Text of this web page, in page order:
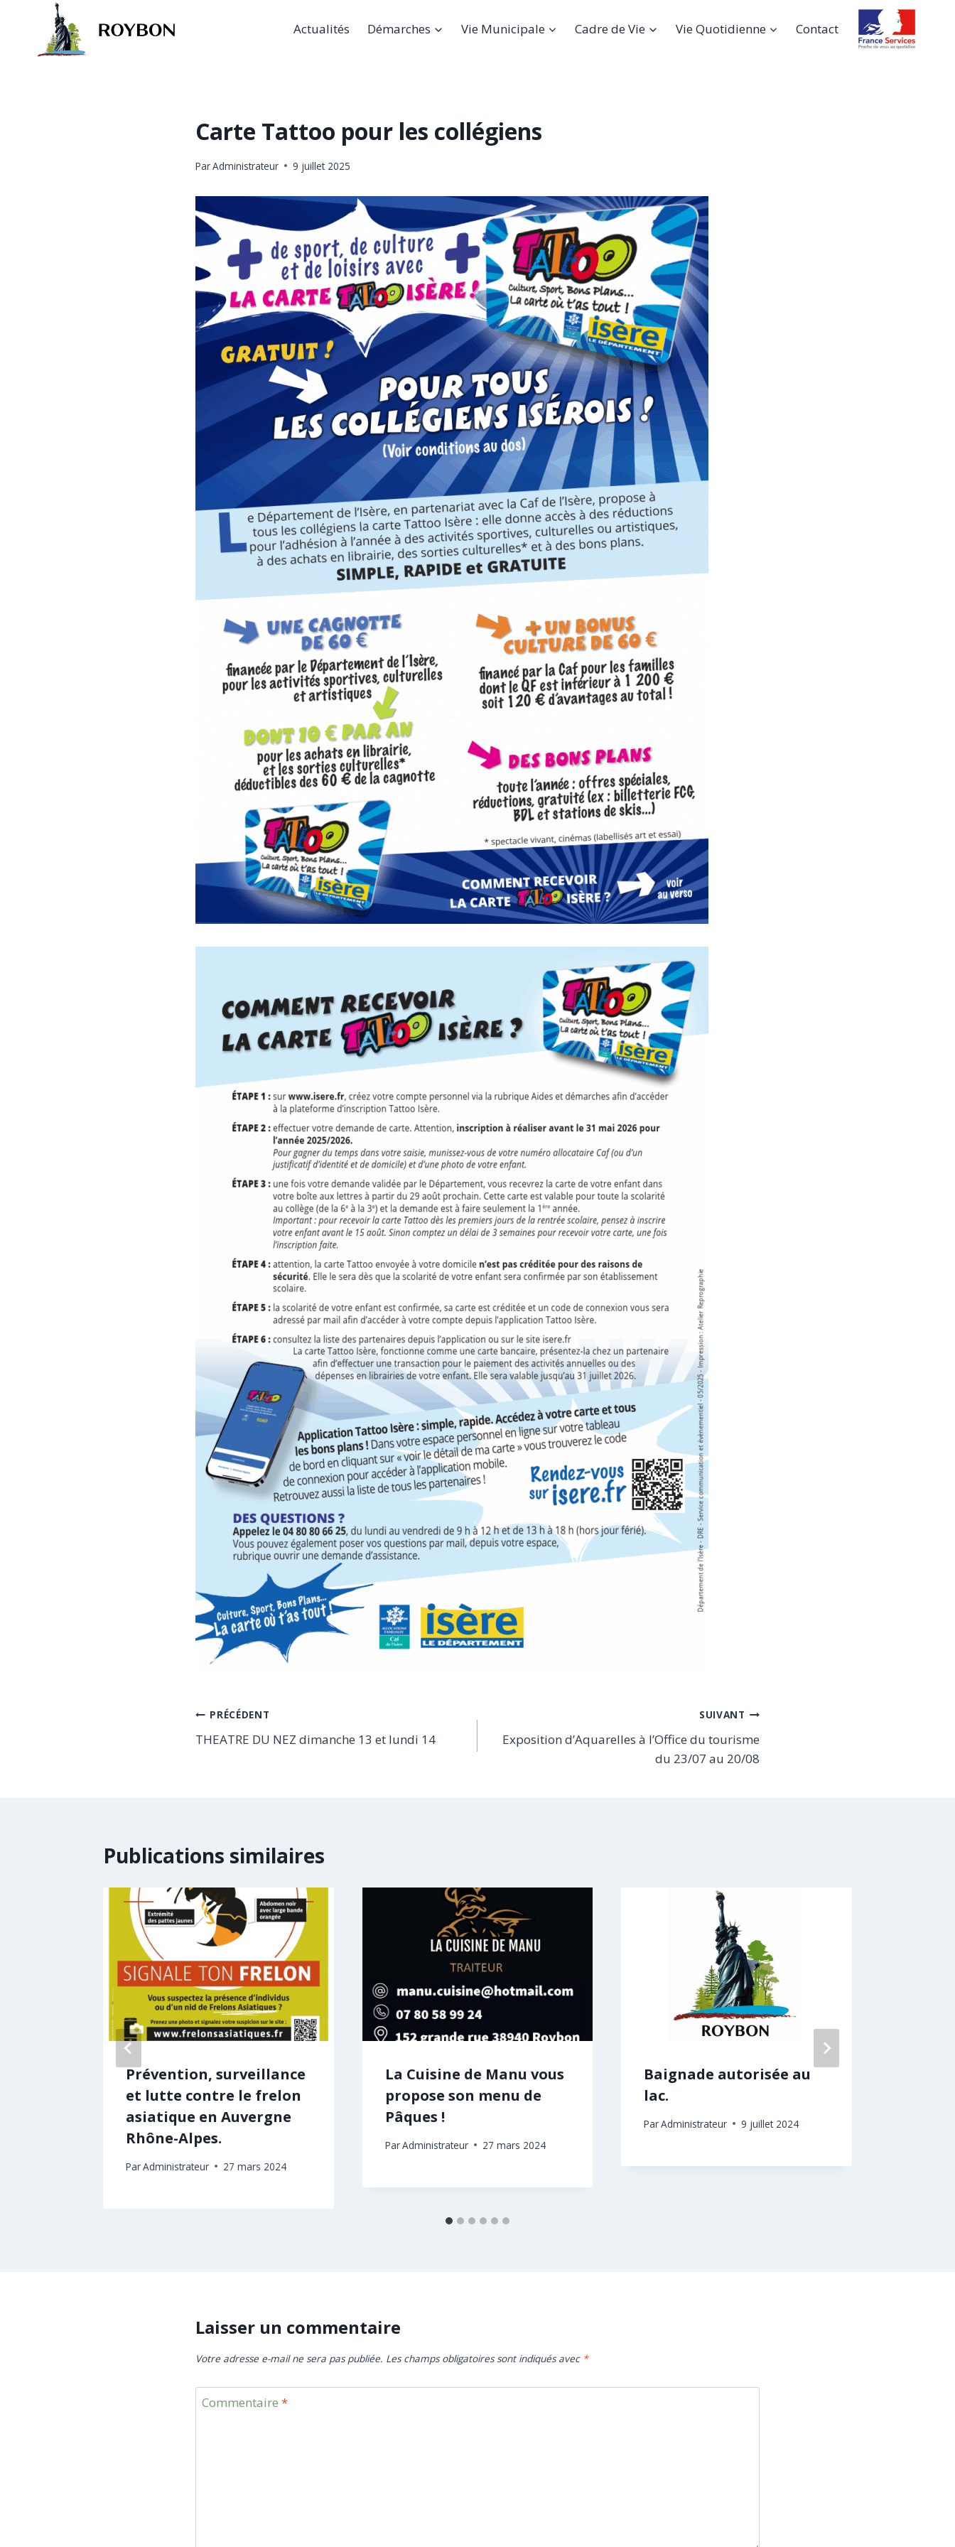
Actualités Démarches Vie Municipale Cadre de Vie Vie Quotidienne Contact
Carte Tattoo pour les collégiens
ParAdministrateur 9 juillet 2025
Navigation
de
PRÉCÉDENT
THEATRE DU NEZ dimanche 13 et lundi 14
SUIVANT
Exposition d’Aquarelles à l’Office du tourisme
du 23/07 au 20/08
Publications similaires
Prévention, surveillance
et lutte contre le frelon
asiatique en Auvergne
Rhône-Alpes.
ParAdministrateur 27 mars 2024
La Cuisine de Manu vous
propose son menu de
Pâques !
ParAdministrateur 27 mars 2024
Baignade autorisée au
lac.
ParAdministrateur 9 juillet 2024
Laisser un commentaire
Votre adresse e-mail ne sera pas publiée. Les champs obligatoires sont indiqués avec *
Commentaire *